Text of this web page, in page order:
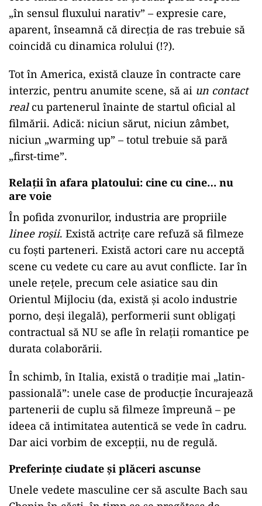
„în sensul fluxului narativ” – expresie care,
aparent, înseamnă că direcția de ras trebuie să
coincidă cu dinamica rolului (!?).
Tot în America, există clauze în contracte care
interzic, pentru anumite scene, să ai un contact
realcu partenerul înainte de startul oficial al
filmării. Adică: niciun sărut, niciun zâmbet,
niciun „warming up” – totul trebuie să pară
„first-time”.
Relații în afara platoului: cine cu cine… nu
are voie
În pofida zvonurilor, industria are propriile
linee roșii. Există actrițe care refuză să filmeze
cu foști parteneri. Există actori care nu acceptă
scene cu vedete cu care au avut conflicte. Iar în
unele rețele, precum cele asiatice sau din
Orientul Mijlociu (da, există și acolo industrie
porno, deși ilegală), performerii sunt obligați
contractual să NU se afle în relații romantice pe
durata colaborării.
În schimb, în Italia, există o tradiție mai „latin-
passională”: unele case de producție încurajează
partenerii de cuplu să filmeze împreună – pe
ideea că intimitatea autentică se vede în cadru.
Dar aici vorbim de excepții, nu de regulă.
Preferințe ciudate și plăceri ascunse
Unele vedete masculine cer să asculte Bach sau